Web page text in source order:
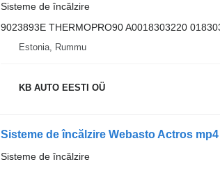
Sisteme de încălzire
9023893E THERMOPRO90 A0018303220
Estonia, Rummu
KB AUTO EESTI OÜ
Sisteme de încălzire